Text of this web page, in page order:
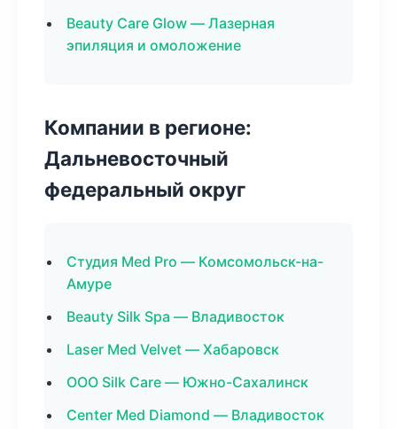
Beauty Care Glow — Лазерная
эпиляция и омоложение
Компании в регионе:
Дальневосточный
федеральный округ
Студия Med Pro — Комсомольск-на-
Амуре
Beauty Silk Spa — Владивосток
Laser Med Velvet — Хабаровск
ООО Silk Care — Южно-Сахалинск
Center Med Diamond — Владивосток